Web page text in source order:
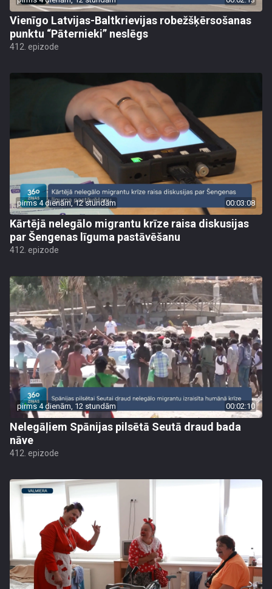
Vienīgo Latvijas-Baltkrievijas robežšķērsošanas
punktu “Pāternieki” neslēgs
412. epizode
pirms 4 dienām, 12 stundām 00:03:08
Kārtējā nelegālo migrantu krīze raisa diskusijas
par Šengenas līguma pastāvēšanu
412. epizode
pirms 4 dienām, 12 stundām 00:02:10
Nelegāļiem Spānijas pilsētā Seutā draud bada
nāve
412. epizode